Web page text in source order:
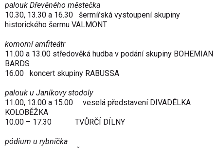
palouk Dřevěného městečka
10.30, 13.30 a 16.30 šermířská vystoupení skupiny
historického šermu VALMONT
komorní amfiteátr
11.00 a 13.00 středověká hudba v podání skupiny BOHEMIAN
BARDS
16.00 koncert skupiny RABUSSA
palouk u Janíkovy stodoly
11.00, 13.00 a 15.00 veselá představení DIVADÉLKA
KOLOBĚŽKA
10.00 – 17.30 TVŮRČÍ DÍLNY
pódium u rybníčka